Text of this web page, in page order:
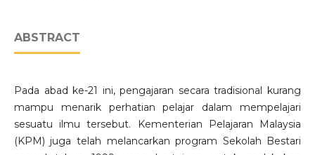
ABSTRACT
Pada abad ke-21 ini, pengajaran secara tradisional kurang
mampu menarik perhatian pelajar dalam mempelajari
sesuatu ilmu tersebut. Kementerian Pelajaran Malaysia
(KPM) juga telah melancarkan program Sekolah Bestari